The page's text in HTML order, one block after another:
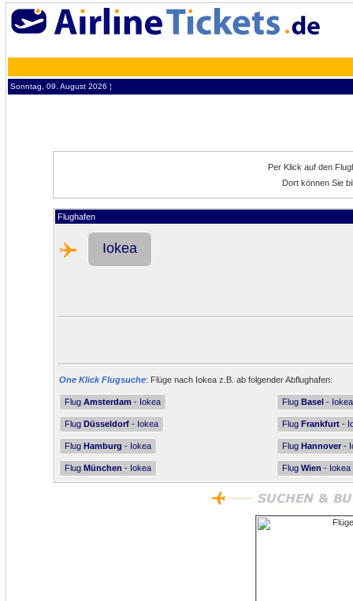
Sonntag, 09. August 2026 ¦
Per Klick auf den
Dort können Sie
Flughafen
Iokea
One Klick Flugsuche: Flüge nach Iokea z.B. ab folgender Abflughafen:
Flug Amsterdam - Iokea Flug Basel - Iokea
Flug Düsseldorf - Iokea Flug Frankfurt -
Flug Hamburg - Iokea Flug Hannover -
Flug München - Iokea Flug Wien - Iokea